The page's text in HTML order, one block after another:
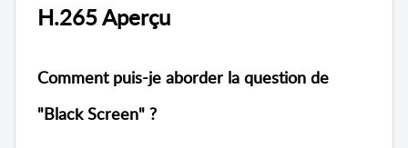
H.265 Aperçu
Comment puis-je aborder la question de
"Black Screen" ?